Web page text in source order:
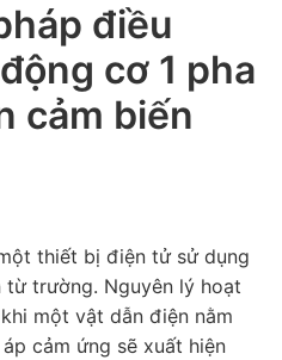
điều
cơ 1 pha
cảm biến
thiết bị điện tử sử dụng
từ trường. Nguyên lý hoạt
một vật dẫn điện nằm
cảm ứng sẽ xuất hiện